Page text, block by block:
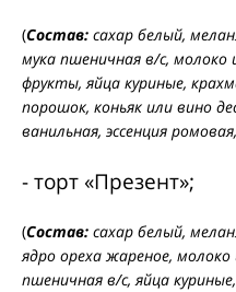
(Состав: сахар белый,
мука пшеничная в/с, молоко
фрукты, яйца куриные,
порошок, коньяк или вино
ванильная, эссенция
- торт «Презент»;
(Состав: сахар белый,
ядро ореха жареное,
пшеничная в/с, яйца